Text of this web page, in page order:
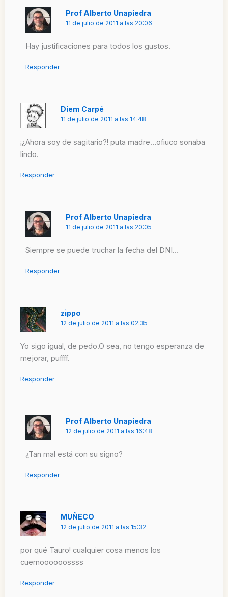
Prof Alberto Unapiedra
11 de julio de 2011 a las 20:06
Hay justificaciones para todos los gustos.
Responder
Diem Carpé
11 de julio de 2011 a las 14:48
¡¿Ahora soy de sagitario?! puta madre…ofiuco sonaba
lindo.
Responder
Prof Alberto Unapiedra
11 de julio de 2011 a las 20:05
Siempre se puede truchar la fecha del DNI…
Responder
zippo
12 de julio de 2011 a las 02:35
Yo sigo igual, de pedo.O sea, no tengo esperanza de
mejorar, puffff.
Responder
Prof Alberto Unapiedra
12 de julio de 2011 a las 16:48
¿Tan mal está con su signo?
Responder
MUÑECO
12 de julio de 2011 a las 15:32
por qué Tauro! cualquier cosa menos los
cuernoooooossss
Responder